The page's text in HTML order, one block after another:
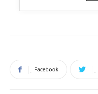
Facebook